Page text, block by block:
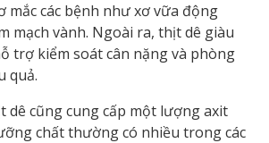
mắc các bệnh như xơ vữa động
mạch vành. Ngoài ra, thịt dê giàu
trợ kiểm soát cân nặng và phòng
quả.
dê cũng cung cấp một lượng axit
chất thường có nhiều trong các